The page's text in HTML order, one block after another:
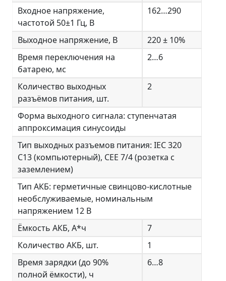
Входное напряжение,
частотой 50±1 Гц, В
162…290
Выходное напряжение, В
220 ± 10%
Время переключения на
батарею, мс
2…6
Количество выходных
разъёмов питания, шт.
2
Форма выходного сигнала: ступенчатая
аппроксимация синусоиды
Тип выходных разъемов питания: IEC 320
C13 (компьютерный), CEE 7/4 (розетка с
заземлением)
Тип АКБ: герметичные свинцово-кислотные
необслуживаемые, номинальным
напряжением 12 В
Ёмкость АКБ, А*ч
7
Количество АКБ, шт.
1
Время зарядки (до 90%
полной ёмкости), ч
6…8